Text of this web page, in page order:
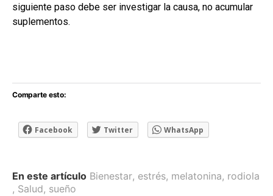
siguiente paso debe ser investigar la causa, no acumular
suplementos.
Comparte esto:
Facebook Twitter WhatsApp
En este artículo Bienestar, estrés, melatonina, rodiola
, Salud, sueño